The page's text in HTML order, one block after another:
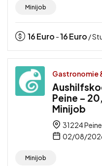
Minijob
16Euro -16Euro /
Gastronomie
Peine –
Minijob
31224
02/08/
Minijob